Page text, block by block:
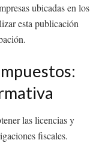
ubicadas en los
esta publicación
las licencias y
fiscales.